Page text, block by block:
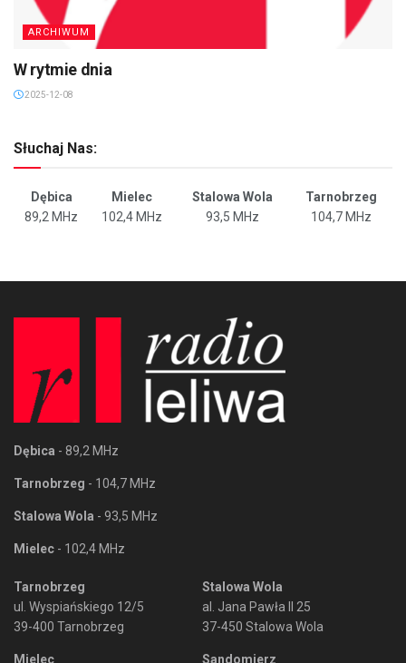
ARCHIWUM
W rytmie dnia
2025-12-08
Słuchaj Nas:
Dębica Mielec Stalowa Wola
Tarnobrzeg
89,2 MHz
102,4 MHz 93,5 MHz 104,7 MHz
Dębica - 89,2 MHz
Tarnobrzeg - 104,7 MHz
Stalowa Wola - 93,5 MHz
Mielec - 102,4 MHz
Tarnobrzeg
ul. Wyspiańskiego 12/5
39-400 Tarnobrzeg
Mielec
Stalowa Wola
al. Jana Pawła II 25
37-450 Stalowa Wola
Sandomierz